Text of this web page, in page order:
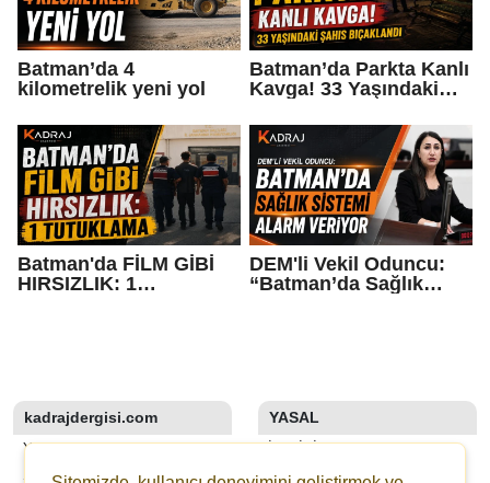
Batman’da 4
kilometrelik yeni yol
Batman’da Parkta Kanlı
Kavga! 33 Yaşındaki
Batman'da FİLM GİBİ
HIRSIZLIK: 1
DEM'li Vekil Oduncu:
“Batman’da Sağlık
kadrajdergisi.com
YAZARLAR
SON DAKİKA
YASAL
İLETIŞIM
KÜNYE